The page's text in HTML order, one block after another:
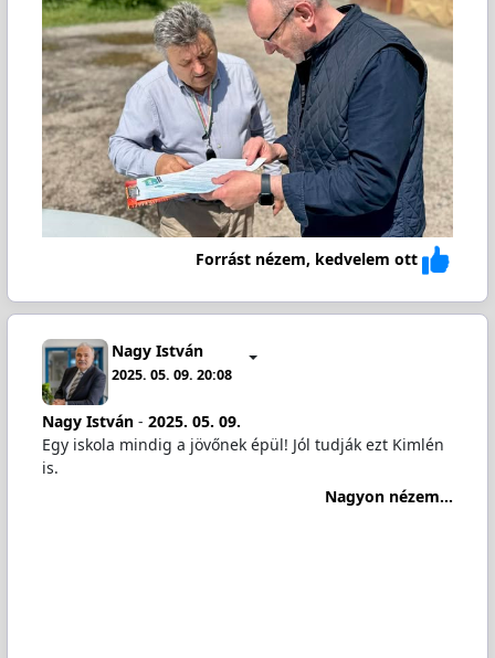
Forrást nézem, kedvelem ott
Nagy István
2025. 05. 09. 20:08
Nagy István- 2025. 05. 09.
Egy iskola mindig a jövőnek épül! Jól tudják ezt Kimlén
is.
Nagyon nézem...